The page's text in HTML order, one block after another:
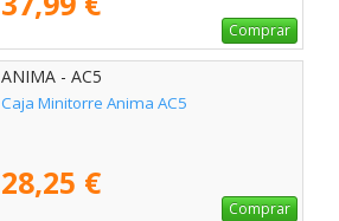
Comprar
ANIMA - AC5
Caja Minitorre Anima AC5
28,25 €
Comprar